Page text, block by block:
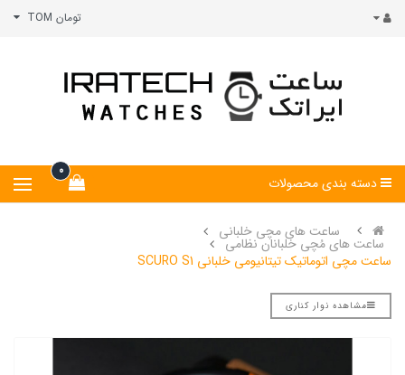
تومان TOM
0
دسته بندی محصولات
ساعت های مچی خلبانی
ساعت های مُچی خلبانان نظامی
ساعت مچی اتوماتیک تیتانیومی خلبانی SCURO S1
مشاهده نوار کناری